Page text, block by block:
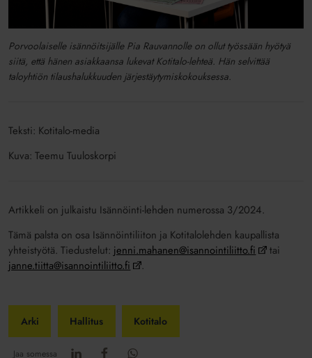
Porvoolaiselle isännöitsijälle Pia Rauvannolle on ollut työssään hyötyä
siitä, että hänen asiakkaansa lukevat Kotitalo-lehteä. Hän selvittää
taloyhtiön tilaushalukkuuden järjestäytymiskokouksessa.
Teksti: Kotitalo-media
Kuva: Teemu Tuuloskorpi
Artikkeli on julkaistu Isännöinti-lehden numerossa 3/2024.
Tämä palsta on osa Isännöintiliiton ja Kotitalolehden kaupallista
yhteistyötä. Tiedustelut: jenni.mahanen@isannointiliitto.fi
tai
janne.tiitta@isannointiliitto.fi
.
Arki Hallitus Kotitalo
Jaa somessa